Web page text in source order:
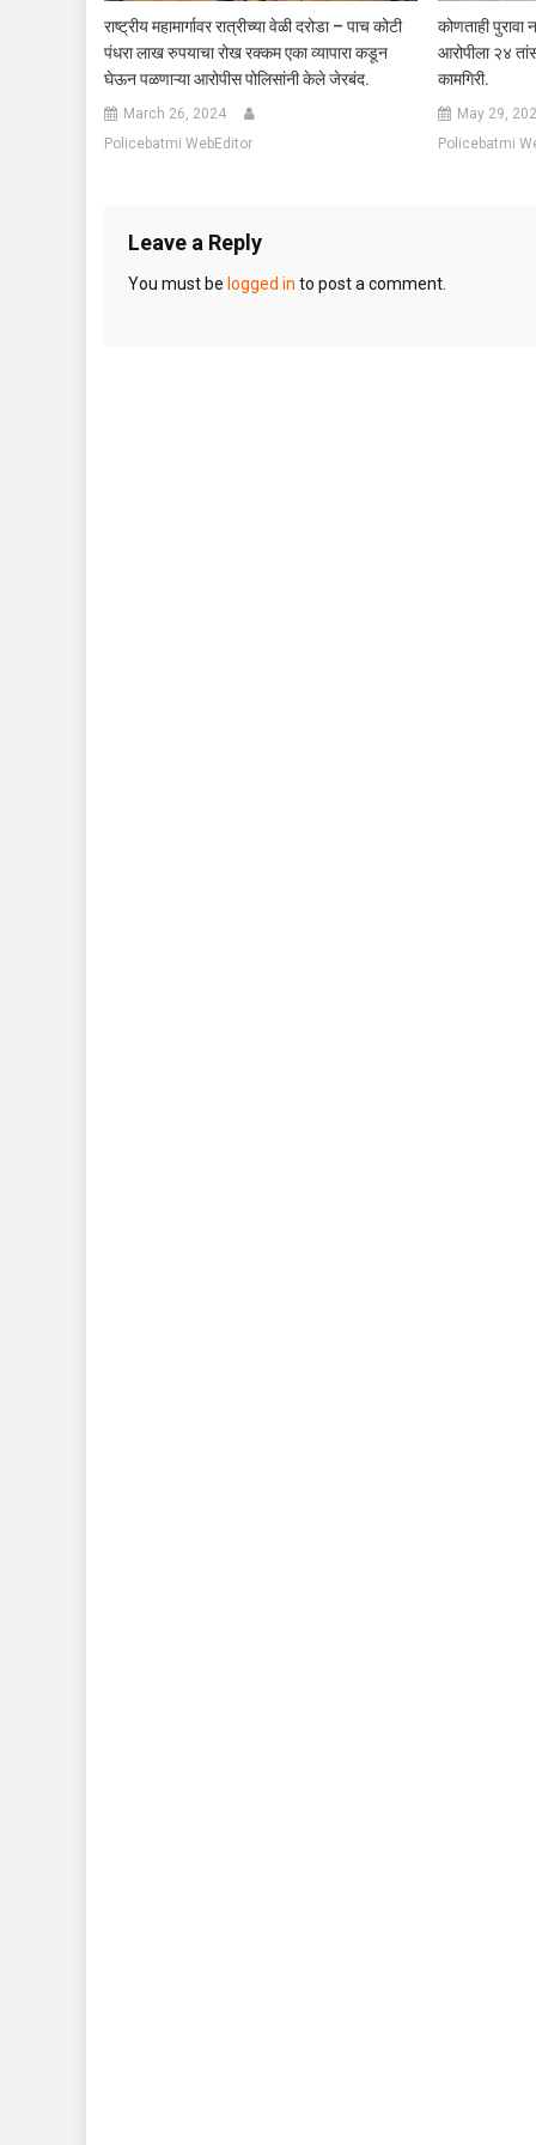
राष्ट्रीय महामार्गावर रात्रीच्या वेळी दरोडा – पाच कोटी
पंधरा लाख रुपयाचा रोख रक्कम एका व्यापारा कडून
घेऊन पळणाऱ्या आरोपीस पोलिसांनी केले जेरबंद.
March 26, 2024
Policebatmi WebEditor
कोणताही पुरावा
आरोपीला २४
कामगिरी.
May 29,
Policebatmi
Leave a Reply
You must be logged in to post a comment.